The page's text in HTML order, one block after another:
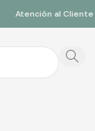
Atención al Cliente